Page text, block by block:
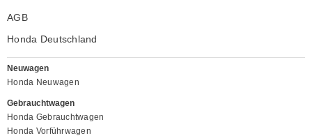
AGB
Honda Deutschland
Neuwagen
Honda Neuwagen
Gebrauchtwagen
Honda Gebrauchtwagen
Honda Vorführwagen